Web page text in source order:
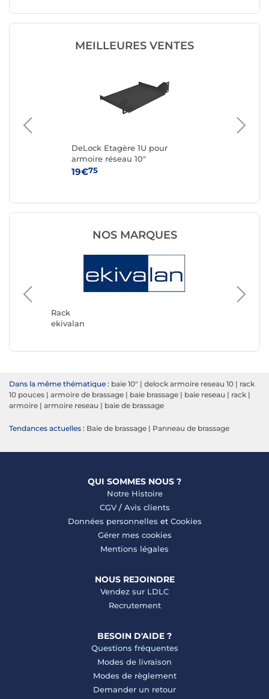
MEILLEURES VENTES
DeLock Etagère 1U pour
armoire réseau 10"
19€75
NOS MARQUES
Rack
ekivalan
Dans la même thématique : baie 10" | delock armoire reseau 10 | rack
10 pouces | armoire de brassage | baie brassage | baie reseau | rack |
armoire | armoire reseau | baie de brassage
Tendances actuelles : Baie de brassage | Panneau de brassage
QUI SOMMES NOUS ?
Notre Histoire
CGV/ Avis clients
Données personnelles et Cookies
Gérer mes cookies
Mentions légales
NOUS REJOINDRE
Vendez sur LDLC
Recrutement
BESOIN D'AIDE ?
Questions fréquentes
Modes de livraison
Modes de règlement
Demander un retour